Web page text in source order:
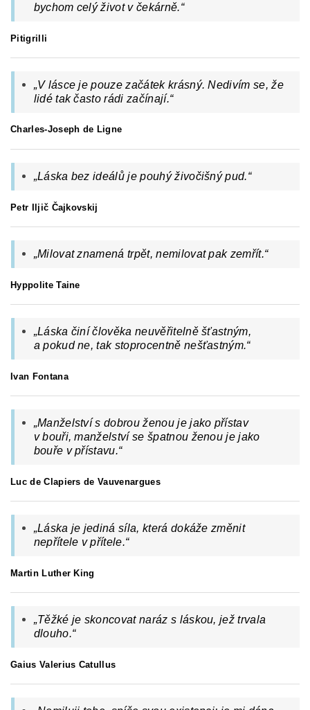
bychom celý život v čekárně.“
Pitigrilli
„V lásce je pouze začátek krásný.Nedivím se, že
lidé tak často rádi začínají.“
Charles-Joseph de Ligne
„Láska bez ideálů je pouhý živočišný pud.“
Petr Iljič Čajkovskij
„Milovat znamená trpět, nemilovat pak zemřít.“
Hyppolite Taine
„Láska činí člověka neuvěřitelně šťastným,
a pokud ne, tak stoprocentně nešťastným.“
Ivan Fontana
„Manželství s dobrou ženou je jako přístav
v bouři, manželství se špatnou ženou je jako
bouře v přístavu.“
Luc de Clapiers de Vauvenargues
„Láska je jediná síla, která dokáže změnit
nepřítele v přítele.“
Martin Luther King
„Těžké je skoncovat naráz s láskou, jež trvala
dlouho.“
Gaius Valerius Catullus